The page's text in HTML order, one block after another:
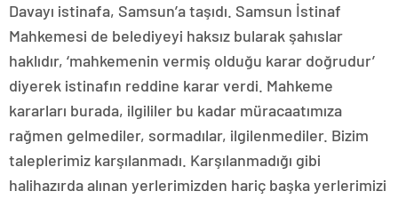
Davayı istinafa, Samsun’a taşıdı. Samsun İstinaf
Mahkemesi de belediyeyi haksız bularak şahıslar
haklıdır, ‘mahkemenin vermiş olduğu karar doğrudur’
diyerek istinafın reddine karar verdi. Mahkeme
kararları burada, ilgililer bu kadar müracaatımıza
rağmen gelmediler, sormadılar, ilgilenmediler. Bizim
taleplerimiz karşılanmadı. Karşılanmadığı gibi
halihazırda alınan yerlerimizden hariç başka yerlerimizi